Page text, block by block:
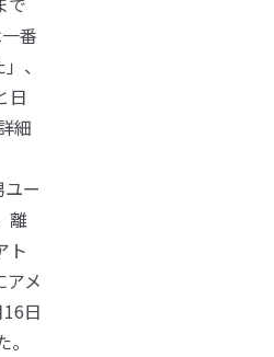
番
、
日
細
ー
離
ト
メ
日